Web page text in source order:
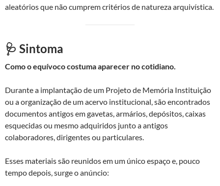
aleatórios que não cumprem critérios de natureza arquivística.
🩺 Sintoma
Como o equívoco costuma aparecer no cotidiano.
Durante a implantação de um Projeto de Memória Instituição
ou a organização de um acervo institucional, são encontrados
documentos antigos em gavetas, armários, depósitos, caixas
esquecidas ou mesmo adquiridos junto a antigos
colaboradores, dirigentes ou particulares.
Esses materiais são reunidos em um único espaço e, pouco
tempo depois, surge o anúncio: